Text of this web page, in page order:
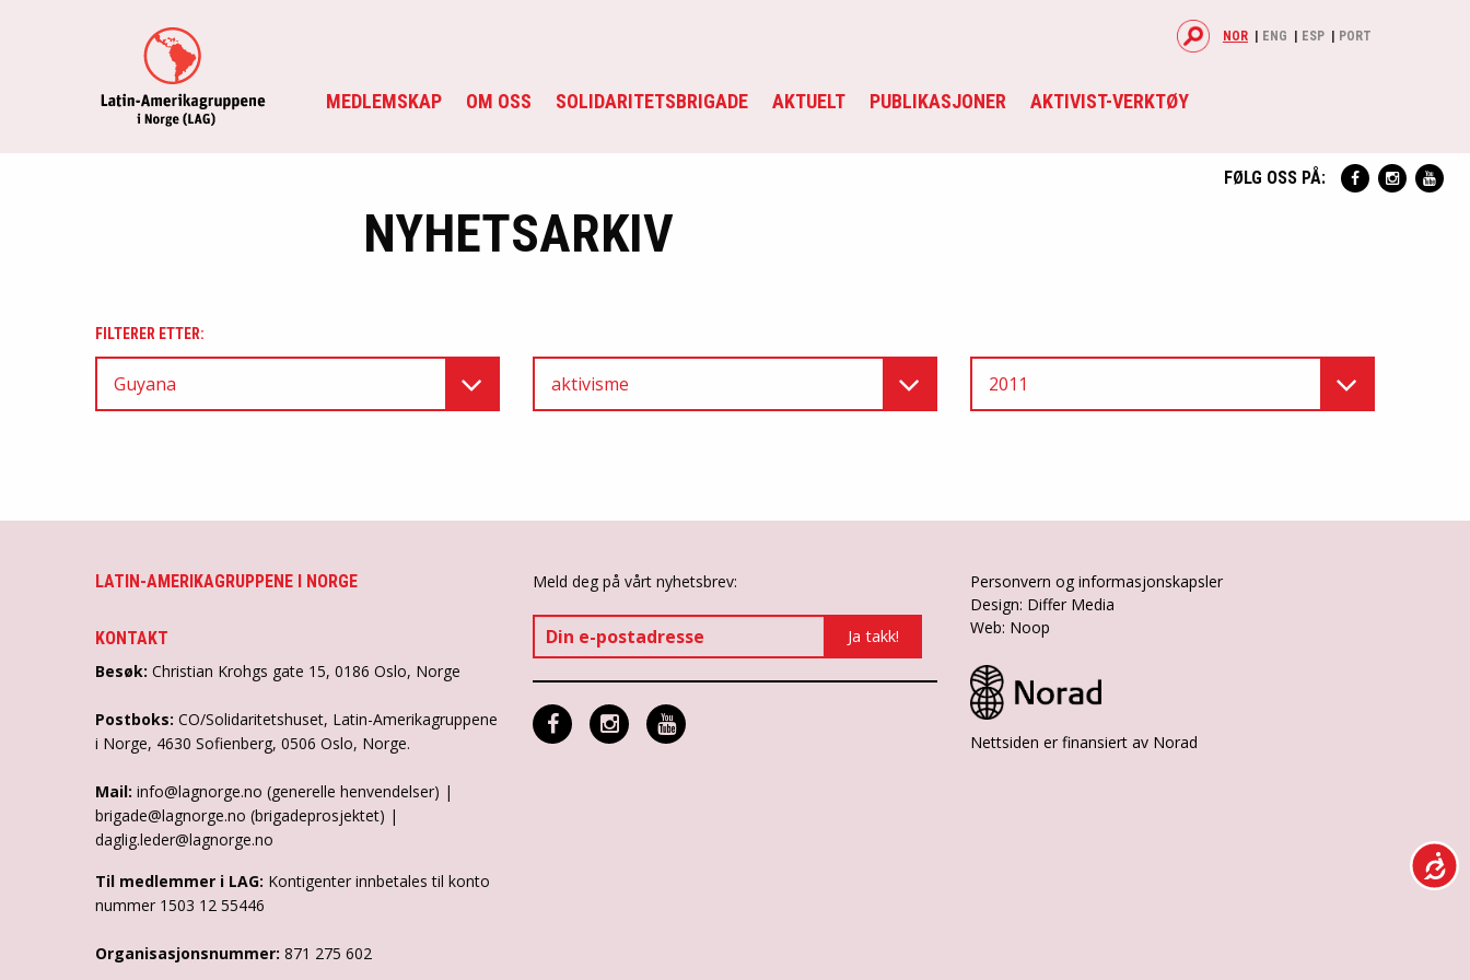
MEDLEMSKAP OM OSS SOLIDARITETSBRIGADE AKTUELT PUBLIKASJONER AKTIVIST-VERKTØY
NOR ENG ESP PORT
FØLG OSS PÅ:
NYHETSARKIV
FILTERER ETTER:
Guyana aktivisme 2011
LATIN-AMERIKAGRUPPENE I NORGE
KONTAKT
Besøk: Christian Krohgs gate 15, 0186 Oslo, Norge
Postboks: CO/Solidaritetshuset, Latin-Amerikagruppene
i Norge, 4630 Sofienberg, 0506 Oslo, Norge.
Mail: info@lagnorge.no (generelle henvendelser) |
brigade@lagnorge.no (brigadeprosjektet) |
daglig.leder@lagnorge.no
Til medlemmer i LAG: Kontigenter innbetales til konto
nummer 1503 12 55446
Organisasjonsnummer: 871 275 602
Meld deg på vårt nyhetsbrev:
Personvern og informasjonskapsler
Design: Differ Media
Web: Noop
Nettsiden er finansiert av Norad